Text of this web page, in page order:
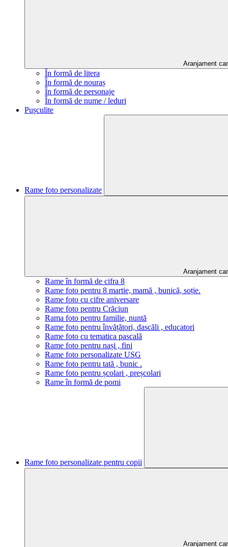
Aranjament
În formă de litera
În formă de nouraș
În formă de personaje
În formă de nume / leduri
Pușculite
Rame foto personalizate
Aranjament
Rame în formă de cifra 8
Rame foto pentru 8 martie, mamă , bunică, soție.
Rame foto cu cifre aniversare
Rame foto pentru Crăciun
Rama foto pentru familie, nuntă
Rame foto pentru învățători, dascăli , educatori
Rame foto cu tematica pascală
Rame foto pentru nași , fini
Rame foto personalizate USG
Rame foto pentru tată , bunic .
Rame foto pentru școlari , preșcolari
Rame în formă de pomi
Rame foto personalizate pentru copii
Aranjament